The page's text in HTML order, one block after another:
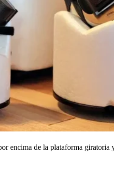
de la plataforma giratoria